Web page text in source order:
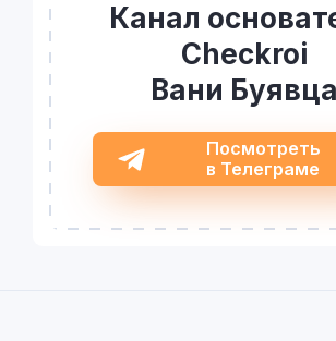
Канал
Checkroi
Вани Буявца
Посмотреть
в Телеграме